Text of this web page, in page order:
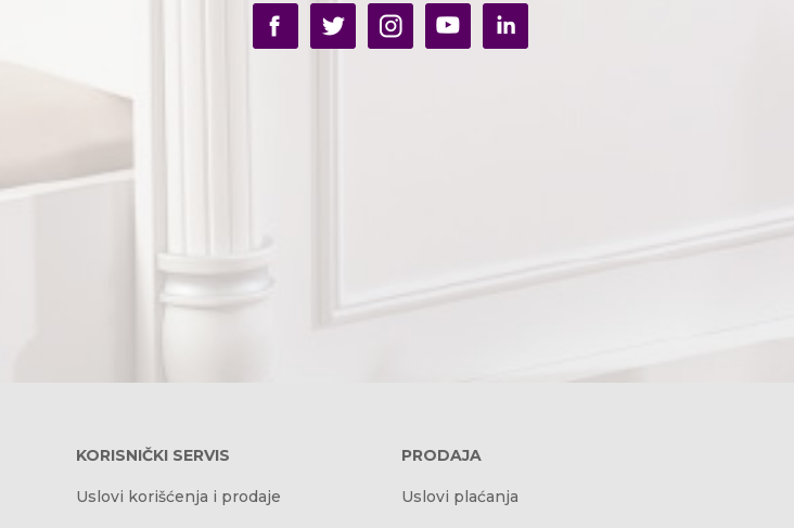
KORISNIČKI SERVIS
Uslovi korišćenja i prodaje
PRODAJA
Uslovi plaćanja